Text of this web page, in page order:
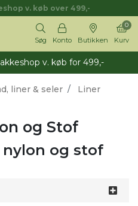
v. køb over 499,-
Søg Konto Butikken Kurv
0
v. køb for 499,-
liner & seler
Liner
og Stof
og stof